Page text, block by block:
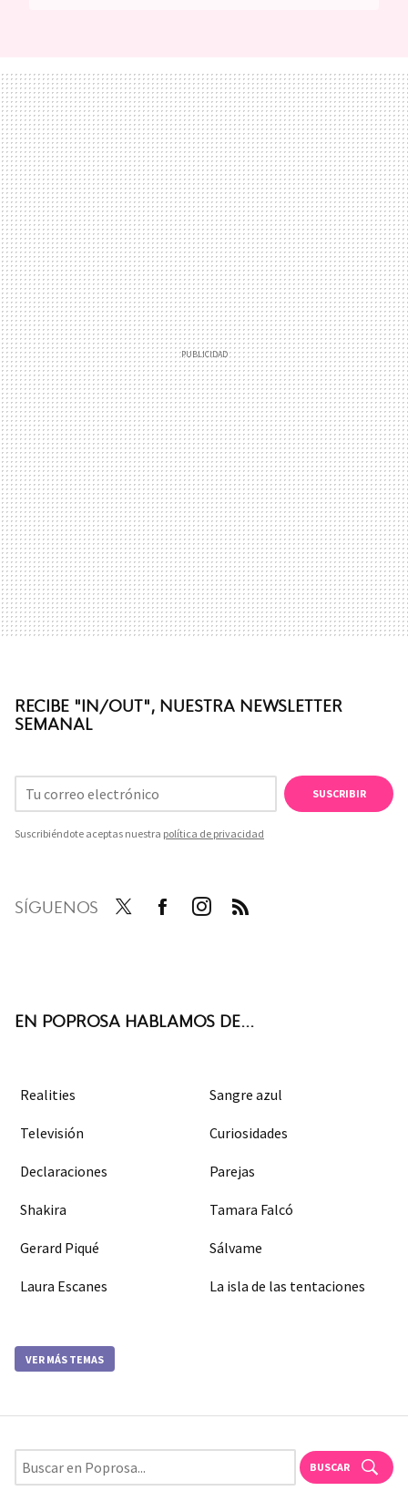
RECIBE "IN/OUT", NUESTRA NEWSLETTER
SEMANAL
SUSCRIBIR
Suscribiéndote aceptas nuestra política de privacidad
SÍGUENOS
EN POPROSA HABLAMOS DE...
Realities Sangre azul
Televisión Curiosidades
Declaraciones Parejas
Shakira Tamara Falcó
Gerard Piqué Sálvame
Laura Escanes La isla de las tentaciones
VER MÁS TEMAS
BUSCAR